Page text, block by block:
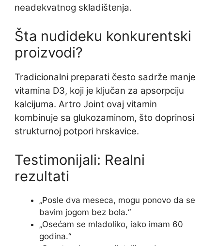
neadekvatnog skladištenja.
Šta nudideku konkurentski
proizvodi?
Tradicionalni preparati često sadrže manje
vitamina D3, koji je ključan za apsorpciju
kalcijuma. Artro Joint ovaj vitamin
kombinuje sa glukozaminom, što doprinosi
strukturnoj potpori hrskavice.
Testimonijali: Realni
rezultati
„Posle dva meseca, mogu ponovo da se
bavim jogom bez bola.“
„Osećam se mladoliko, iako imam 60
godina.“